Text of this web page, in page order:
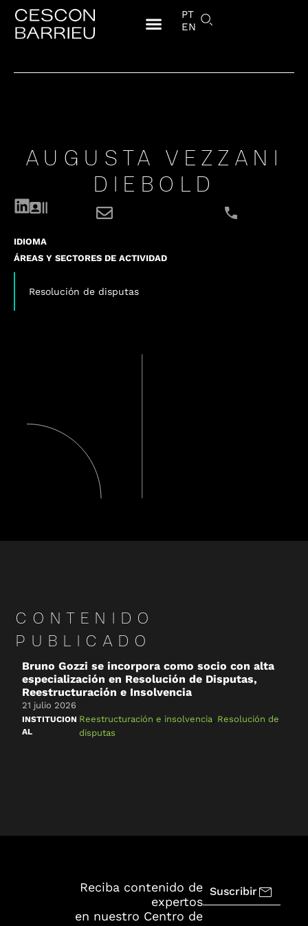
PT
EN
AUGUSTA VEZZANI
DIEBOLD
IDIOMA
ÁREAS Y SECTORES DE ACTIVIDAD
Resolución de disputas
CONTENIDO
PUBLICADO
Bruno Gozzi se incorpora como socio con alta
especialización en Resolución de Disputas,
Reestructuración e Insolvencia
21 julio 2026
INSTITUCION
AL
Reestructuración e insolvencia Resolución de
disputas
Reciba contenido de
expertos
en nuestro Centro de
Suscribir